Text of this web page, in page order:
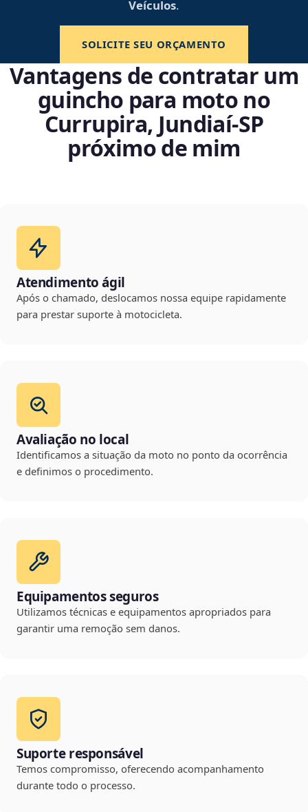
Veículos.
SOLICITE SEU ORÇAMENTO
Vantagens de contratar um
guincho para moto no
Currupira, Jundiaí‑SP
próximo de mim
Atendimento ágil
Após o chamado, deslocamos nossa equipe rapidamente
para prestar suporte à motocicleta.
Avaliação no local
Identificamos a situação da moto no ponto da ocorrência
e definimos o procedimento.
Equipamentos seguros
Utilizamos técnicas e equipamentos apropriados para
garantir uma remoção sem danos.
Suporte responsável
Temos compromisso, oferecendo acompanhamento
durante todo o processo.